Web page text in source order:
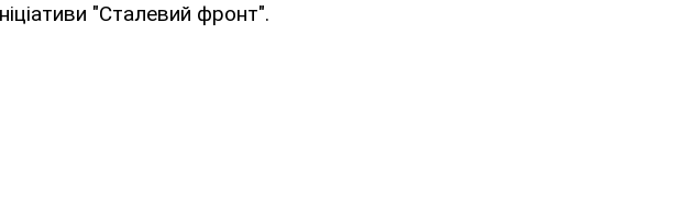
"Сталевий фронт".